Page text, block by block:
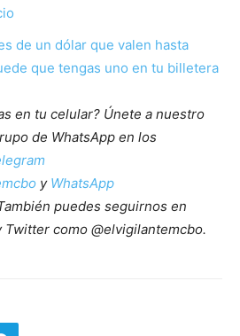
de un dólar que valen hasta
que tengas uno en tu billetera
en tu celular? Únete a nuestro
de WhatsApp en los
y WhatsApp
puedes seguirnos en
Twitter como @elvigilantemcbo.